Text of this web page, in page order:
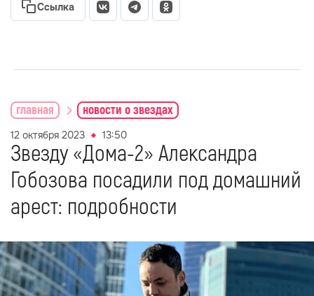
Ссылка
главная новости о звездах
12 октября 2023 13:50
Звезду «Дома-2» Александра
Гобозова посадили под домашний
арест: подробности